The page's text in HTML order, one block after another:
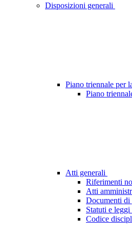
Disposizioni generali
Piano triennale per
Piano
Atti generali
Riferimenti
Atti
Documenti di
Statuti e
Codice